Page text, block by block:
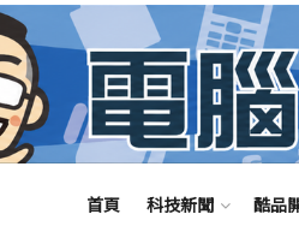
首頁 科技新聞 酷品